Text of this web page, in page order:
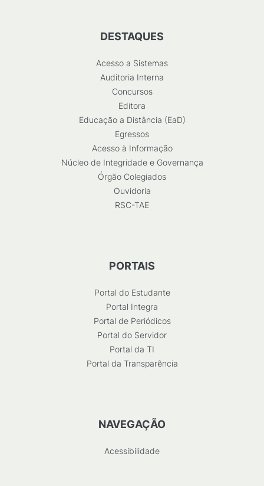
DESTAQUES
Acesso a Sistemas
Auditoria Interna
Concursos
Editora
Educação a Distância (EaD)
Egressos
Acesso à Informação
Núcleo de Integridade e Governança
Órgão Colegiados
Ouvidoria
RSC-TAE
PORTAIS
Portal do Estudante
Portal Integra
Portal de Periódicos
Portal do Servidor
Portal da TI
Portal da Transparência
NAVEGAÇÃO
Acessibilidade